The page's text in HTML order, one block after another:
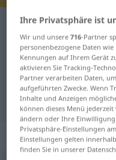
Deutsch-
Deutsch-
für "banal"
"banal"
„banal“
Ihre Privatsphäre ist
Wir und unsere716-Partner
personenbezogene Daten
Kennungen auf Ihrem Gerät
aktivieren Sie Tracking-
Partner verarbeiten Daten,
aufgeführten Zwecke. Wenn
Inhalte und Anzeigen
können dieses Menü
ändern oder Ihre
Privatsphäre-Einstellungen
Einstellungen gelten
finden Sie in unserer